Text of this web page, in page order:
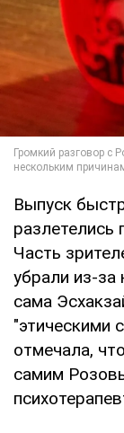
Выпуск
разлетелись
Часть
убрали из-за
сама
"этическими
отмечала,
самим